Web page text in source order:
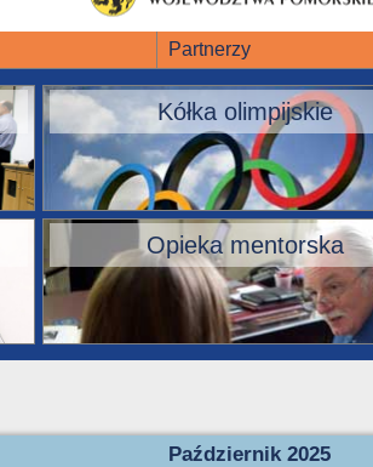
Partnerzy
Kółka olimpijskie
Opieka mentorska
Październik 2025